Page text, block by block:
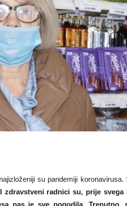
su pandemiji koronavirusa.
zdravstveni radnici su, prije svega
nas je sve pogodila. Trenutno,